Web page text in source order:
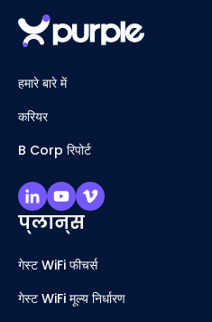
हमारे बारे में
करियर
B Corp रिपोर्ट
प्लान्स
गेस्ट WiFi फीचर्स
गेस्ट WiFi मूल्य निर्धारण